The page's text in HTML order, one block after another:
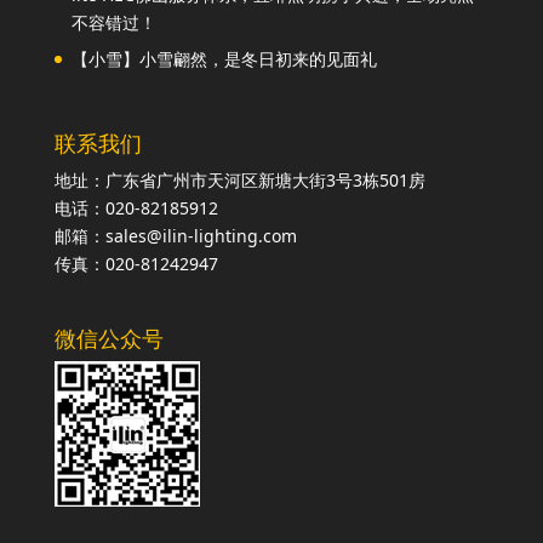
不容错过！
【小雪】小雪翩然，是冬日初来的见面礼
联系我们
地址：广东省广州市天河区新塘大街3号3栋501房
电话：020-82185912
邮箱：sales@ilin-lighting.com
传真：020-81242947
微信公众号